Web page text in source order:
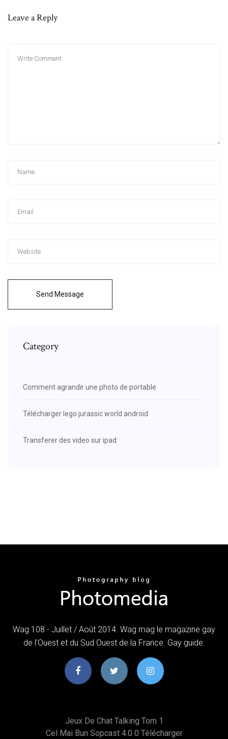
Leave a Reply
Send Message
Category
Comment agrandir une photo de portable
Télécharger lego jurassic world android
Transferer des video sur ipad
Wag 108 - Juillet / Août 2014. Wag mag le magazine gay
de l'Ouest et du Sud Ouest de la France. Gay guide.
Jeux De Chat Talking Tom 1
Cel Mai Bun Sopcast 4.0 0 Télécharger